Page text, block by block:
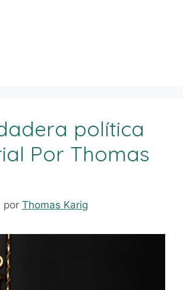
política
Por Thomas
por Thomas Karig